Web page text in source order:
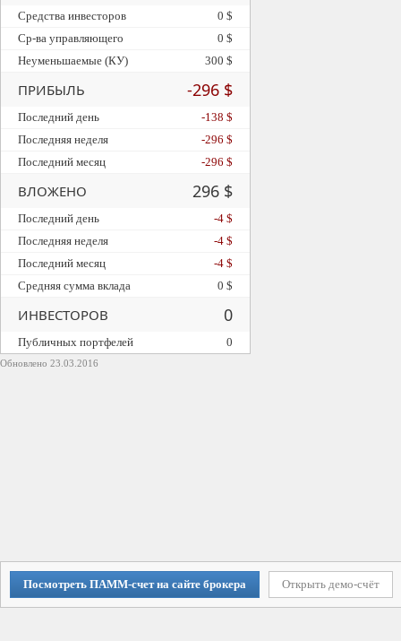
Обновлено 23.03.2016
Средства инвесторов
0 $
Ср-ва управляющего
0 $
Неуменьшаемые (КУ)
300 $
ПРИБЫЛЬ -296 $
Последний день
-138 $
Последняя неделя
-296 $
Последний месяц
-296 $
ВЛОЖЕНО 296 $
Последний день
-4 $
Последняя неделя
-4 $
Последний месяц
-4 $
Средняя сумма вклада
0 $
ИНВЕСТОРОВ 0
Публичных портфелей 0
Посмотреть ПАММ-счет на сайте брокера Открыть демо-счёт